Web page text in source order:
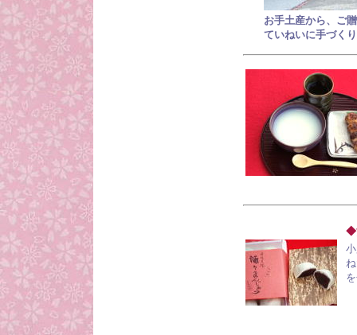
お手土産から、ご
ていねいに手づく
◆